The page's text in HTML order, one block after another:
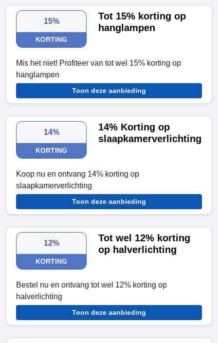
15%
KORTING
Tot 15% korting op
hanglampen
Mis het niet! Profiteer van tot wel 15% korting op
hanglampen
Toon deze aanbieding
14%
KORTING
14% Korting op
slaapkamerverlichting
Koop nu en ontvang 14% korting op
slaapkamerverlichting
Toon deze aanbieding
12%
KORTING
Tot wel 12% korting
op halverlichting
Bestel nu en ontvang tot wel 12% korting op
halverlichting
Toon deze aanbieding